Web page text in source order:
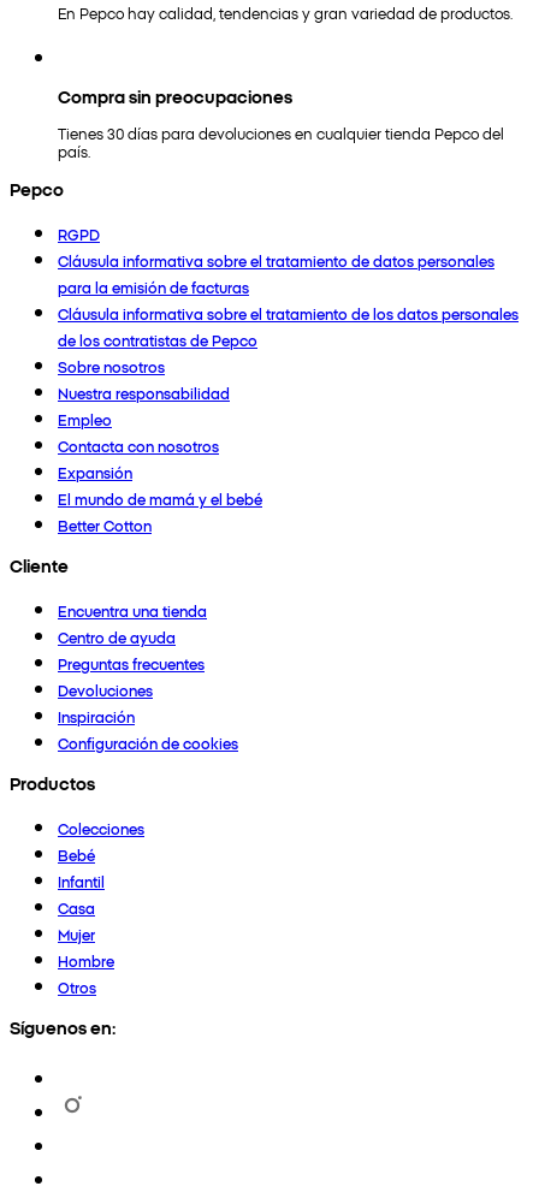
En Pepco hay calidad, tendencias y gran variedad de productos.
Compra sin preocupaciones
Tienes 30 días para devoluciones en cualquier tienda Pepco del
país.
Pepco
RGPD
Cláusula informativa sobre el tratamiento de datos personales
para la emisión de facturas
Cláusula informativa sobre el tratamiento de los datos personales
de los contratistas de Pepco
Sobre nosotros
Nuestra responsabilidad
Empleo
Contacta con nosotros
Expansión
El mundo de mamá y el bebé
Better Cotton
Cliente
Encuentra una tienda
Centro de ayuda
Preguntas frecuentes
Devoluciones
Inspiración
Configuración de cookies
Productos
Colecciones
Bebé
Infantil
Casa
Mujer
Hombre
Otros
Síguenos en: